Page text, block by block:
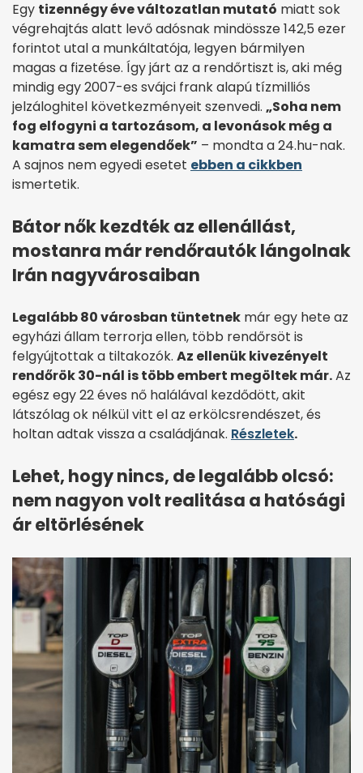
Egy tizennégy éve változatlan mutató miatt sok
végrehajtás alatt levő adósnak mindössze 142,5 ezer
forintot utal a munkáltatója, legyen bármilyen
magas a fizetése. Így járt az a rendőrtiszt is, aki még
mindig egy 2007-es svájci frank alapú tízmilliós
jelzáloghitel következményeit szenvedi. „Soha nem
fog elfogyni a tartozásom, a levonások még a
kamatra sem elegendőek” – mondta a 24.hu-nak.
A sajnos nem egyedi esetet ebben a cikkben
ismertetik.
Bátor nők kezdték az ellenállást,
mostanra már rendőrautók lángolnak
Irán nagyvárosaiban
Legalább 80 városban tüntetnek már egy hete az
egyházi állam terrorja ellen, több rendőrsöt is
felgyújtottak a tiltakozók. Az ellenük kivezényelt
rendőrök 30-nál is több embert megöltek már.Az
egész egy 22 éves nő halálával kezdődött, akit
látszólag ok nélkül vitt el az erkölcsrendészet, és
holtan adtak vissza a családjának. Részletek.
Lehet, hogy nincs, de legalább olcsó:
nem nagyon volt realitása a hatósági
ár eltörlésének